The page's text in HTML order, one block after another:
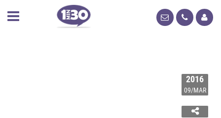
2016
09/MAR